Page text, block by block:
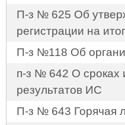
П-з № 625 Об
регистрации на
П-з №118 Об
п-з № 642 О сроках
результатов ИС
П-з № 643 Горячая